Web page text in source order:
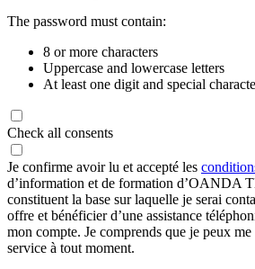
The password must contain:
8 or more characters
Uppercase and lowercase letters
At least one digit and special
Check all consents
Je confirme avoir lu et accepté les
d’information et de formation d’OANDA
constituent la base sur laquelle je serai
offre et bénéficier d’une assistance
mon compte. Je comprends que je peux me
service à tout moment.